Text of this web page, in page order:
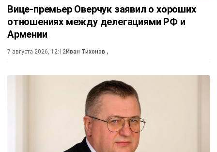
Вице-премьер Оверчук заявил о хороших
отношениях между делегациями РФ и
Армении
7 августа 2026, 12:12Иван Тихонов ,